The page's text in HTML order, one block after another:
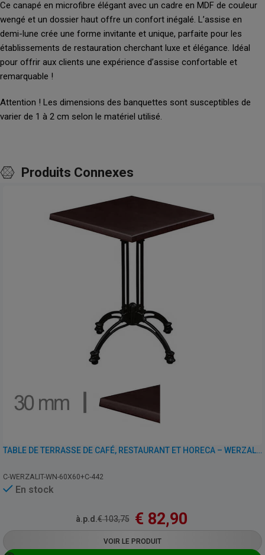
Ce canapé en microfibre élégant avec un cadre en MDF de couleur
wengé et un dossier haut offre un confort inégalé. L’assise en
demi-lune crée une forme invitante et unique, parfaite pour les
établissements de restauration cherchant luxe et élégance. Idéal
pour offrir aux clients une expérience d’assise confortable et
remarquable !
Attention ! Les dimensions des banquettes sont susceptibles de
varier de 1 à 2 cm selon le matériel utilisé.
Produits Connexes
TABLE DE TERRASSE DE CAFÉ, RESTAURANT ET HORECA – WERZALIT WENGÉ – 60×60 CM
C-WERZALIT-WN-60X60+C-442
En stock
à.p.d.€103,75 € 82,90
VOIR LE PRODUIT